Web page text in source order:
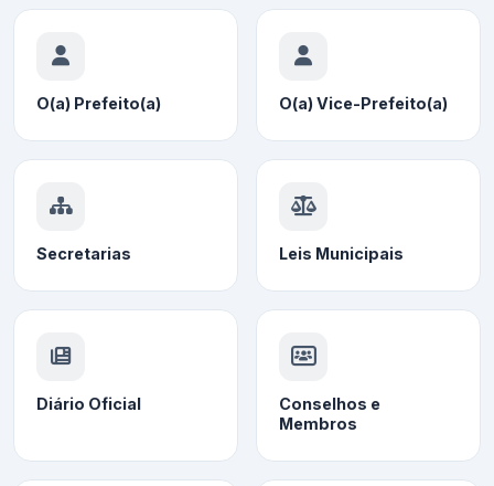
O(a) Prefeito(a) O(a) Vice-Prefeito(a)
Secretarias Leis Municipais
Diário Oficial
Conselhos e
Membros